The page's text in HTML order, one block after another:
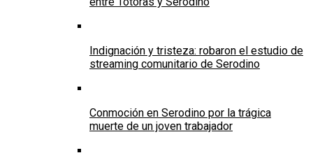
Indignación y tristeza: robaron el estudio de
streaming comunitario de Serodino
Conmoción en Serodino por la trágica
muerte de un joven trabajador